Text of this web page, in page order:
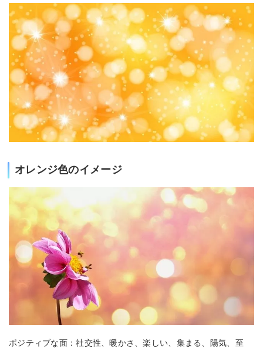
オレンジ色のイメージ
ポジティブな面：社交性、暖かさ、楽しい、集まる、陽気、至